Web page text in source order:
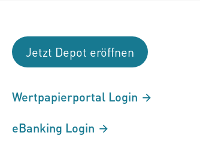
Jetzt Depot eröffnen
Wertpapierportal Login
eBanking Login